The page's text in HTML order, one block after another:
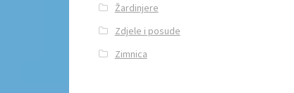
Žardinjere
Zdjele i posude
Zimnica